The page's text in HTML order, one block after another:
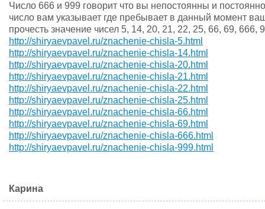
Число 666 и 999 говорит что вы непостоянны и
число вам указывает где пребывает в данный момент
прочесть значение чисел 5, 14, 20, 21, 22, 25, 66, 69, 666,
http://shiryaevpavel.ru/znachenie-chisla-5.html
http://shiryaevpavel.ru/znachenie-chisla-14.html
http://shiryaevpavel.ru/znachenie-chisla-20.html
http://shiryaevpavel.ru/znachenie-chisla-21.html
http://shiryaevpavel.ru/znachenie-chisla-22.html
http://shiryaevpavel.ru/znachenie-chisla-25.html
http://shiryaevpavel.ru/znachenie-chisla-66.html
http://shiryaevpavel.ru/znachenie-chisla-69.html
http://shiryaevpavel.ru/znachenie-chisla-666.html
http://shiryaevpavel.ru/znachenie-chisla-999.html
Карина